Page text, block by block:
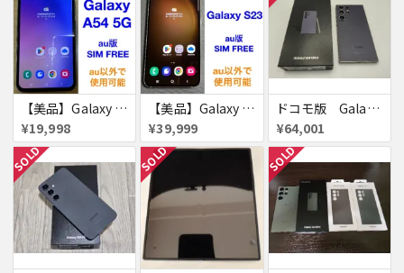
【美品】Galaxy A54 5G 128GB 赤ロム
¥19,998
【美品】Galaxy S23 256GB 赤ロム
¥39,999
ドコモ版 Galaxy S24 Ultra
¥64,001
SOLD SOLD SOLD